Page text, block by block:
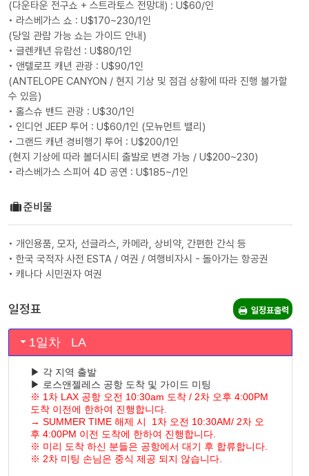
(다운타운 전구쇼 + 스트라토스 전망대) : U$60/인
• 라스베가스 쇼 : U$170~230/1인
(당일 관람 가능 쇼는 가이드 안내)
• 글렌캐년 유람선 : U$80/1인
• 앤텔로프 캐년 관광 : U$90/1인
(ANTELOPE CANYON / 현지 기상 및 점검 상황에 따라 진행 불가할
수 있음)
• 홀스슈 밴드 관광 : U$30/1인
• 인디언 JEEP 투어 : U$60/1인 (모뉴먼트 밸리)
• 그랜드 캐년 경비행기 투어 : U$200/1인
(현지 기상에 따라 볼더시티 출발로 변경 가능 / U$200~230)
• 라스베가스 스피어 4D 공연 : U$185~/1인
준비물
• 개인용품, 모자, 선글라스, 카메라, 상비약, 간편한 간식 등
• 한국 국적자 사전 ESTA / 여권 / 여행비자시 - 돌아가는 항공권
• 캐나다 시민권자 여권
일정표 일정표출력
1일차 LA
▶ 각 지역 출발
▶ 로스앤젤레스 공항 도착 및 가이드 미팅
※ 1차 LAX 공항 오전 10:30am 도착 / 2차 오후 4:00PM
도착 이전에 한하여 진행합니다.
→ SUMMER TIME 해제 시 1차 오전 10:30AM/ 2차 오
후 4:00PM 이전 도착에 한하여 진행합니다.
※ 미리 도착 하신 분들은 공항에서 대기 후 합류합니다.
※ 2차 미팅 손님은 중식 제공 되지 않습니다.